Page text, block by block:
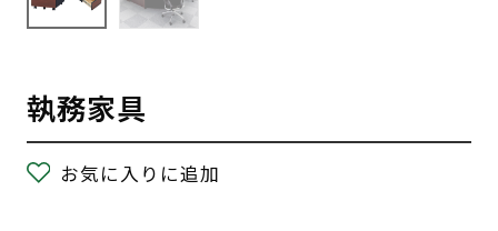
執務家具
お気に入りに追加